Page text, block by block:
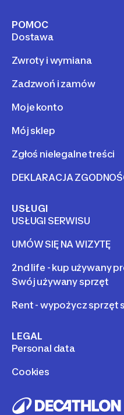
POMOC
Dostawa
Zwroty i wymiana
Zadzwoń i zamów
Moje konto
Mój sklep
Zgłoś nielegalne treści
DEKLARACJA
USŁUGI
USŁUGI SERWISU
UMÓW SIĘ NA WIZYTĘ
2nd life - kup używany
Swój używany sprzęt
Rent - wypożycz sprzęt
LEGAL
Personal data
Cookies